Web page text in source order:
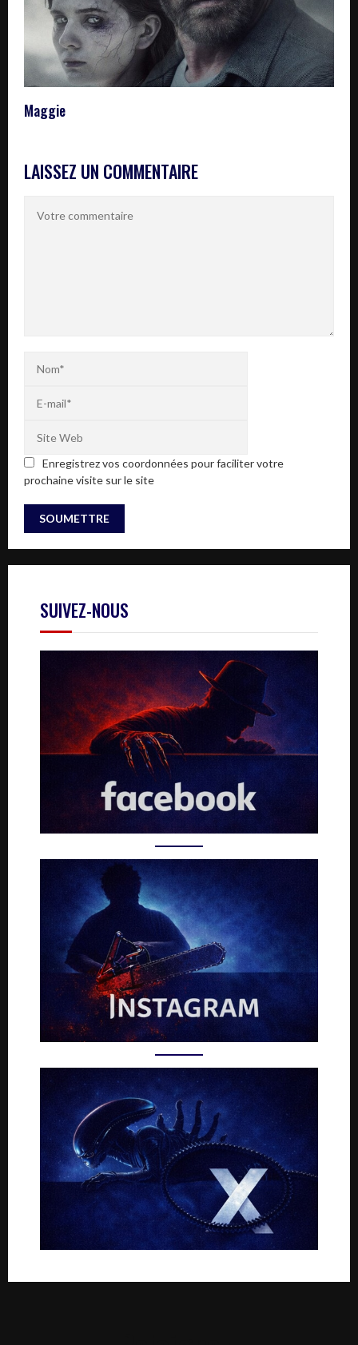
Maggie
LAISSEZ UN COMMENTAIRE
Enregistrez vos coordonnées pour faciliter votre
prochaine visite sur le site
SUIVEZ-NOUS